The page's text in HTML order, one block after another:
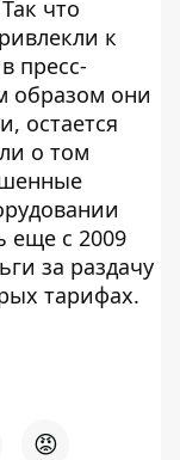
что
к
пресс-
образом они
остается
о том
еще с 2009
за раздачу
тарифах.
😡